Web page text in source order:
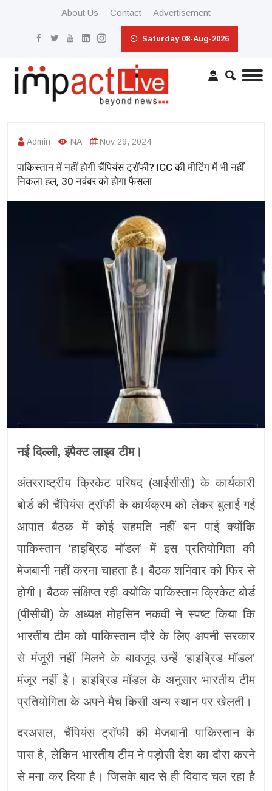
About Us Contact Advertisement
Saturday 08-Aug-2026
Admin NA Nov 29, 2024
पाकिस्तान में नहीं होगी चैंपियंस ट्रॉफी? ICC की मीटिंग में भी नहीं
निकला हल, 30 नवंबर को होगा फैसला
नई दिल्ली, इंपैक्ट लाइव टीम।
अंतरराष्ट्रीय क्रिकेट परिषद (आईसीसी) के कार्यकारी
बोर्ड की चैंपियंस ट्रॉफी के कार्यक्रम को लेकर बुलाई गई
आपात बैठक में कोई सहमति नहीं बन पाई क्योंकि
पाकिस्तान ‘हाइब्रिड मॉडल’ में इस प्रतियोगिता की
मेजबानी नहीं करना चाहता है। बैठक शनिवार को फिर से
होगी। बैठक संक्षिप्त रही क्योंकि पाकिस्तान क्रिकेट बोर्ड
(पीसीबी) के अध्यक्ष मोहसिन नकवी ने स्पष्ट किया कि
भारतीय टीम को पाकिस्तान दौरे के लिए अपनी सरकार
से मंजूरी नहीं मिलने के बावजूद उन्हें ‘हाइब्रिड मॉडल’
मंजूर नहीं है। हाइब्रिड मॉडल के अनुसार भारतीय टीम
प्रतियोगिता के अपने मैच किसी अन्य स्थान पर खेलती।
दरअसल, चैंपियंस ट्रॉफी की मेजबानी पाकिस्तान के
पास है, लेकिन भारतीय टीम ने पड़ोसी देश का दौरा करने
से मना कर दिया है। जिसके बाद से ही विवाद चल रहा है